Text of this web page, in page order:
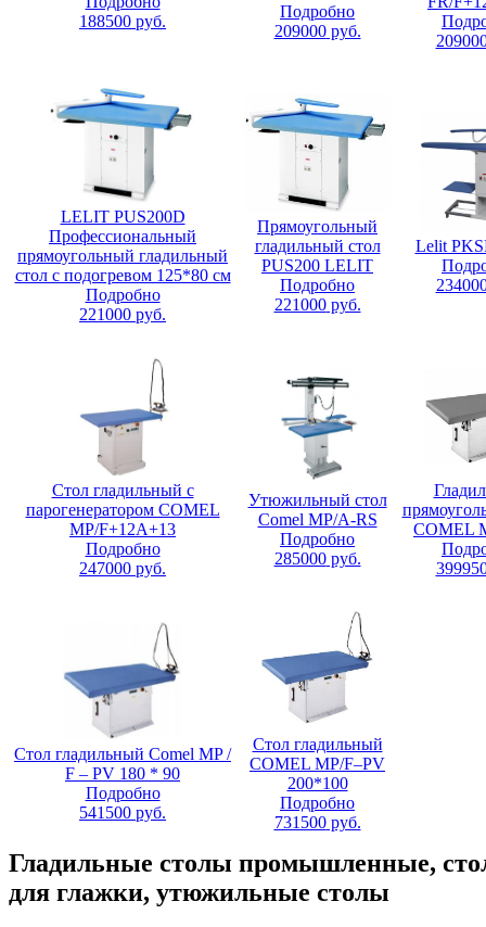
188500 руб.
Подробно
209000руб.
LELIT PUS200D
Профессиональный
прямоугольный гладильный
стол с подогревом 125*80 см
Подробно
221000 руб.
Прямоугольный
гладильный стол
PUS200 LELIT
Подробно
221000руб.
Lelit
Стол гладильный с
парогенератором COMEL
MP/F+12A+13
Подробно
247000 руб.
Утюжильный стол
Comel MP/A-RS
Подробно
285000руб.
COMEL
Стол гладильный Comel MP /
F – PV 180 * 90
Подробно
541500 руб.
Стол гладильный
COMEL MP/F–PV
200*100
Подробно
731500руб.
Гладильные столы промышленные,
для глажки, утюжильные столы